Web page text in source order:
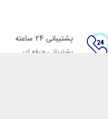
پشتیبانی ۲۴ ساعته
پشتیبانی حرفه ای